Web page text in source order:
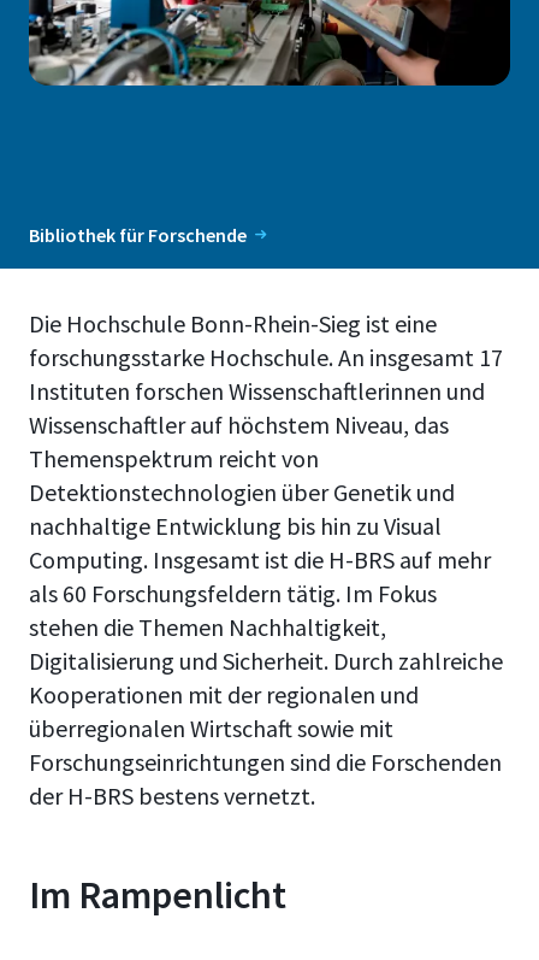
Bibliothek für Forschende
Die Hochschule Bonn-Rhein-Sieg ist eine
forschungsstarke Hochschule. An insgesamt 17
Instituten forschen Wissenschaftlerinnen und
Wissenschaftler auf höchstem Niveau, das
Themenspektrum reicht von
Detektionstechnologien über Genetik und
nachhaltige Entwicklung bis hin zu Visual
Computing. Insgesamt ist die H-BRS auf mehr
als 60 Forschungsfeldern tätig. Im Fokus
stehen die Themen Nachhaltigkeit,
Digitalisierung und Sicherheit. Durch zahlreiche
Kooperationen mit der regionalen und
überregionalen Wirtschaft sowie mit
Forschungseinrichtungen sind die Forschenden
der H-BRS bestens vernetzt.
Im Rampenlicht